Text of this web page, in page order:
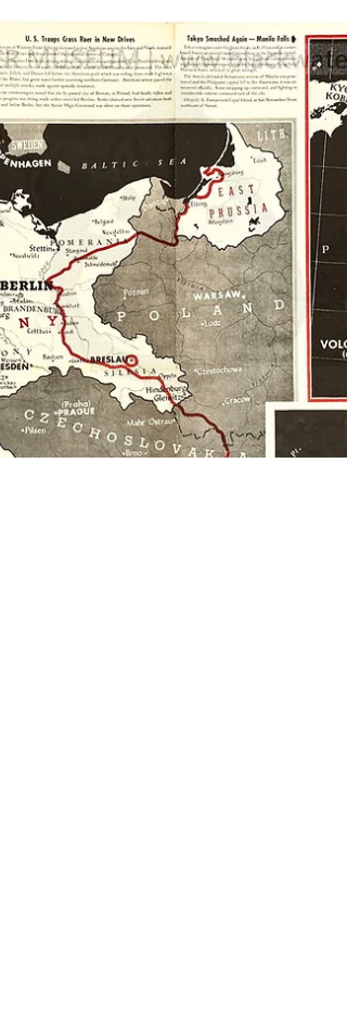
174th Week of U. S. Participation....